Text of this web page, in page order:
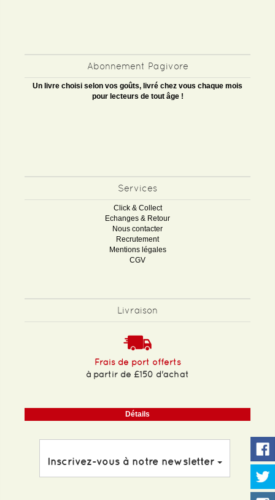
Abonnement Pagivore
Un livre choisi selon vos goûts, livré chez vous chaque mois
pour lecteurs de tout âge !
Services
Click & Collect
Echanges & Retour
Nous contacter
Recrutement
Mentions légales
CGV
Livraison
Frais de port offerts
à partir de £150 d'achat
Détails
Inscrivez-vous à notre newsletter